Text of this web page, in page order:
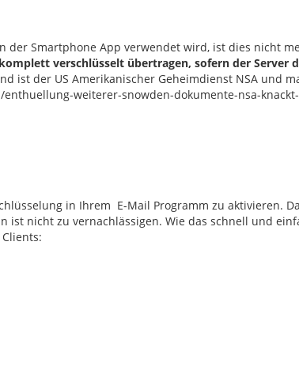
der Smartphone App verwendet wird, ist dies nicht
verschlüsselt übertragen, sofern der Server
ist der US Amerikanischer Geheimdienst NSA und
weiterer-snowden-dokumente-nsa-knackt-
in Ihrem E-Mail Programm zu aktivieren.
nicht zu vernachlässigen. Wie das schnell und